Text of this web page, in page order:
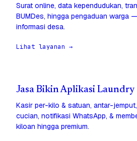
Surat online, data kependudukan,
BUMDes, hingga pengaduan warga
informasi desa.
Lihat layanan →
Jasa Bikin Aplikasi
Kasir per-kilo & satuan, antar-
cucian, notifikasi WhatsApp, &
kiloan hingga premium.